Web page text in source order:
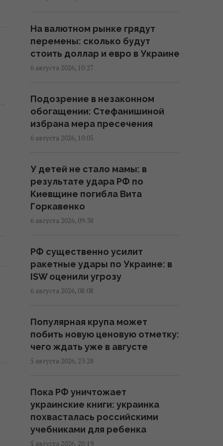
В Сумах прямо в парковой зоне
выявили 500-килограммовый
Украинец пытался подкупить
пограничника, чтобы попасть
Контролируя судебные
институты, активисты
выстраивают собственную
нардеп Власенко
13:03 четверг, 06 августа 2026
новых схемах торговли людьми
12:52 четверг, 06 августа 2026
млн грн: в НАБУ раскрыли
детали
12:35 четверг, 06 августа 2026
На валютном рынке грядут
перемены: сколько будут
стоить доллар и евро в Украине
6 августа 2026, 10:27
Подозрение в незаконном
обогащении: Стефанишиной
избрана мера пресечения
6 августа 2026, 10:05
У детей не стало мамы: в
результате удара РФ по
Киевщине погибла Вита
Горкавенко
6 августа 2026, 09:38
РФ существенно усилит
ракетные удары по Украине: в
ISW оценили угрозу
6 августа 2026, 08:08
Популярная крупа может
побить новую ценовую отметку:
чего ждать уже в августе
5 августа 2026, 23:28
Пока РФ уничтожает
украинские книги: украинка
похвасталась российскими
учебниками для ребенка
5 августа 2026, 20:19